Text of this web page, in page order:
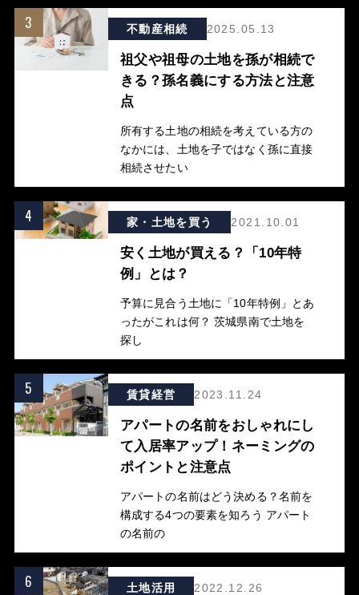
3 不動産相続 2025.05.13
祖父や祖母の土地を孫が相続で
きる？孫名義にする方法と注意
点
所有する土地の相続を考えている方の
なかには、土地を子ではなく孫に直接
相続させたい
4 家・土地を買う 2021.10.01
安く土地が買える？「10年特
例」とは？
予算に見合う土地に「10年特例」とあ
ったがこれは何？ 茨城県南で土地を
探し
5 賃貸経営 2023.11.24
アパートの名前をおしゃれにし
て入居率アップ！ネーミングの
ポイントと注意点
アパートの名前はどう決める？名前を
構成する4つの要素を知ろう アパート
の名前の
6 土地活用 2022.12.26